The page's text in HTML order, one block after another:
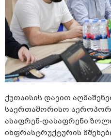
ქუთაისის დავით
საერთაშორისო
ასაფრენ-დასაფრენი
ინფრასტრუქტურის